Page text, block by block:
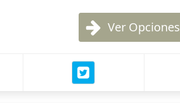
Ver Opciones